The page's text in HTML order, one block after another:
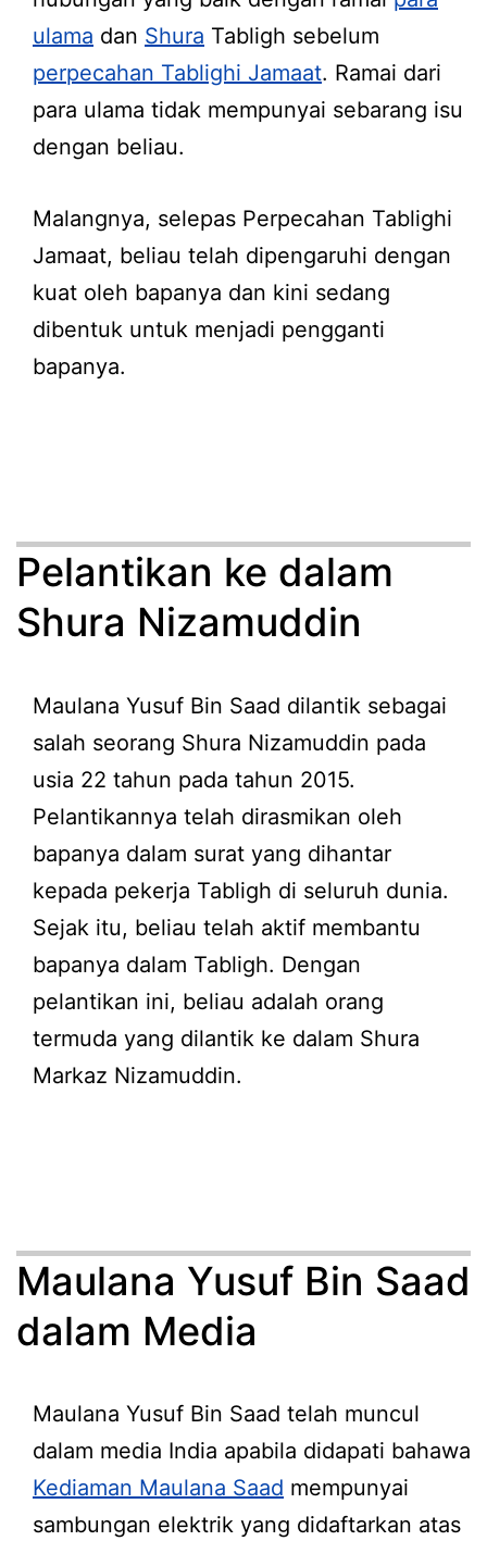
ulama dan Shura Tabligh sebelum
perpecahan Tablighi Jamaat. Ramai dari
para ulama tidak mempunyai sebarang isu
dengan beliau.
Malangnya, selepas Perpecahan Tablighi
Jamaat, beliau telah dipengaruhi dengan
kuat oleh bapanya dan kini sedang
dibentuk untuk menjadi pengganti
bapanya.
Pelantikan ke dalam
Shura Nizamuddin
Maulana Yusuf Bin Saad dilantik sebagai
salah seorang Shura Nizamuddin pada
usia 22 tahun pada tahun 2015.
Pelantikannya telah dirasmikan oleh
bapanya dalam surat yang dihantar
kepada pekerja Tabligh di seluruh dunia.
Sejak itu, beliau telah aktif membantu
bapanya dalam Tabligh. Dengan
pelantikan ini, beliau adalah orang
termuda yang dilantik ke dalam Shura
Markaz Nizamuddin.
Maulana Yusuf Bin Saad
dalam Media
Maulana Yusuf Bin Saad telah muncul
dalam media India apabila didapati bahawa
Kediaman Maulana Saad mempunyai
sambungan elektrik yang didaftarkan atas